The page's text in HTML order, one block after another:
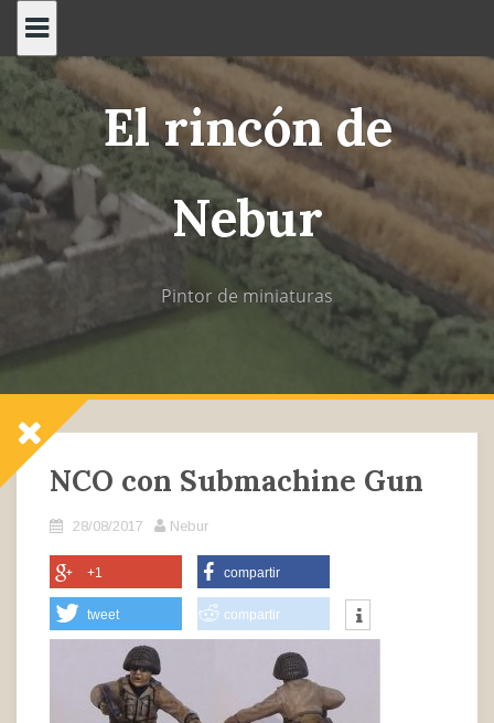
contenido
El rincón de
Nebur
Pintor de miniaturas
NCO con Submachine Gun
28/08/2017 Nebur
+1 compartir
tweet compartir